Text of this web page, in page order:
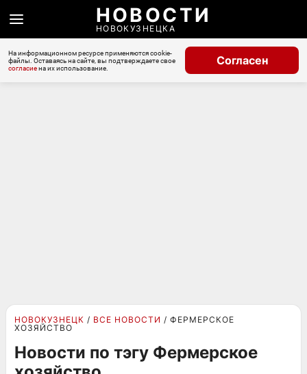
НОВОСТИ
НОВОКУЗНЕЦКА
На информационном ресурсе применяются cookie-
файлы. Оставаясь на сайте, вы подтверждаете свое
согласиена их использование.
Согласен
НОВОКУЗНЕЦК ВСЕ НОВОСТИ
ФЕРМЕРСКОЕ
ХОЗЯЙСТВО
Новости по тэгу Фермерское